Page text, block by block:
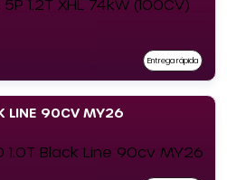
Entrega rápida
LINE 90CV MY26